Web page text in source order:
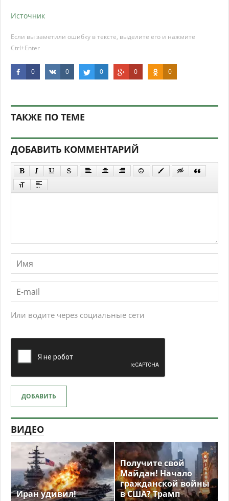
Источник
Если вы заметили ошибку в тексте, выделите его и нажмите
Ctrl+Enter
0 0 0 0 0
ТАКЖЕ ПО ТЕМЕ
ДОБАВИТЬ КОММЕНТАРИЙ
Или водите через социальные сети
ДОБАВИТЬ
ВИДЕО
Иран удивил!
Получите свой
Майдан! Начало
гражданской войны
в США? Трамп